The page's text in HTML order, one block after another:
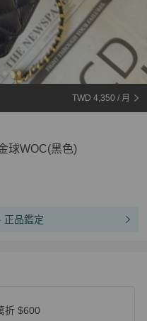
TWD 4,350 / 月
球WOC(黑色)
正品鑑定
折 $600